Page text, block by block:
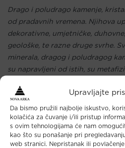
Upravljajte
Da bismo pružili najbolje iskustvo,
kolačića za čuvanje i/ili pristup
s ovim tehnologijama će nam
kao što su ponašanje pri
web stranici. Nepristanak ili
Drago i poludrago kamenje,
od pradavnih vremena. Njihova
dekorativne, umjetničke,
geološke, te razne druge svrhe.
minerala, dragog i poludragog
su napravljeni od istih, su
bilo kojeg zdravstvenog stanja
svrhe. Kako nema znanstvenih
djelovanju, upotreba ili primjena
odgovornost. Za sva pitanja i
zdravstveno stanje organizma i